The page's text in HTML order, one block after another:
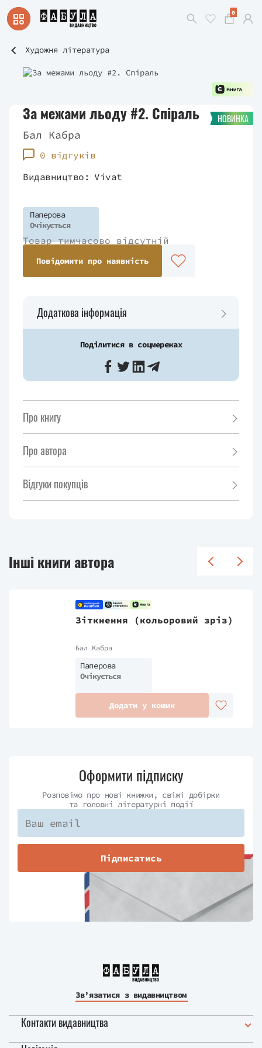
0
Художня література
НОВИНКА
За межами льоду #2. Спіраль
Бал Кабра
0 відгуків
Видавництво: Vivat
Паперова
Очікується
Товар тимчасово відсутній
Повідомити про наявність
Додаткова інформація
Поділитися в соцмережах
Про книгу
Про автора
Відгуки покупців
Інші книги автора
Зіткнення (кольоровий зріз)
Бал Кабра
Паперова
Очікується
Додати у кошик
Оформити підписку
Розповімо про нові книжки, свіжі добірки
та головні літературні події
Підписатись
Зв’язатися з видавництвом
Контакти видавництва